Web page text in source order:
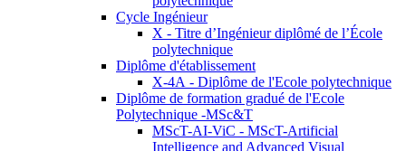
Cycle Ingénieur
X - Titre d’Ingénieur diplômé de l’École
polytechnique
Diplôme d'établissement
X-4A - Diplôme de l'Ecole polytechnique
Diplôme de formation gradué de l'Ecole
Polytechnique -MSc&T
MScT-AI-ViC - MScT-Artificial
Intelligence and Advanced Visual